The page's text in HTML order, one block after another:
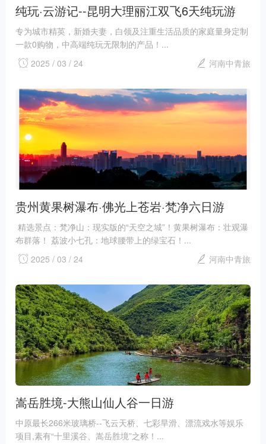
纯玩·云游记--昆明大理丽江双飞6天纯玩游
专为城市精英，新婚夫妻，白领及注重生活品质的家庭量身定制
一款0购物，中高端纯玩无限制的产品！...
2025 / 03 / 24
河南中青旅
贵州黄果树瀑布·佛光上苍岩·梵净六日游
精选景点：梵净山：现实版的“天空之城”！黄果树瀑布：壮观瀑
布群落！ 荔波小七孔：地球腰带上的绿宝石！...
2025 / 03 / 24
河南中青旅
嵩岳胜境-大熊山仙人谷一日游
中原最长266米玻璃桥--飞云天桥、七彩旱滑、漂流戏水等娱乐
项目,素有“十里溪谷、嵩岳胜境”之称！...